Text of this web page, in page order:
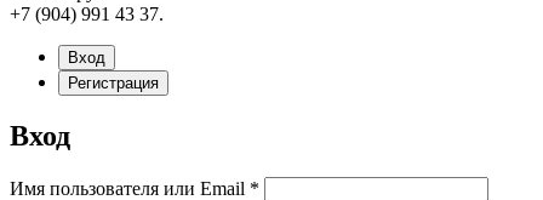
+7 (904) 991 43 37.
Вход
Регистрация
Вход
Имя пользователя или Email *